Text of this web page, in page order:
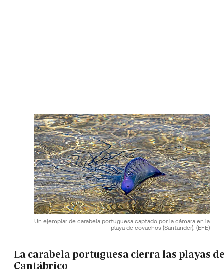
Un ejemplar de carabela portuguesa captado por la cámara en la
playa de covachos (Santander). (EFE)
La carabela portuguesa cierra las playas
Cantábrico